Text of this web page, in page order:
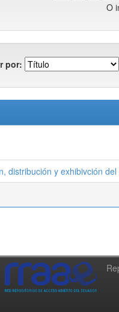
O
por:
distribución y exhibivción